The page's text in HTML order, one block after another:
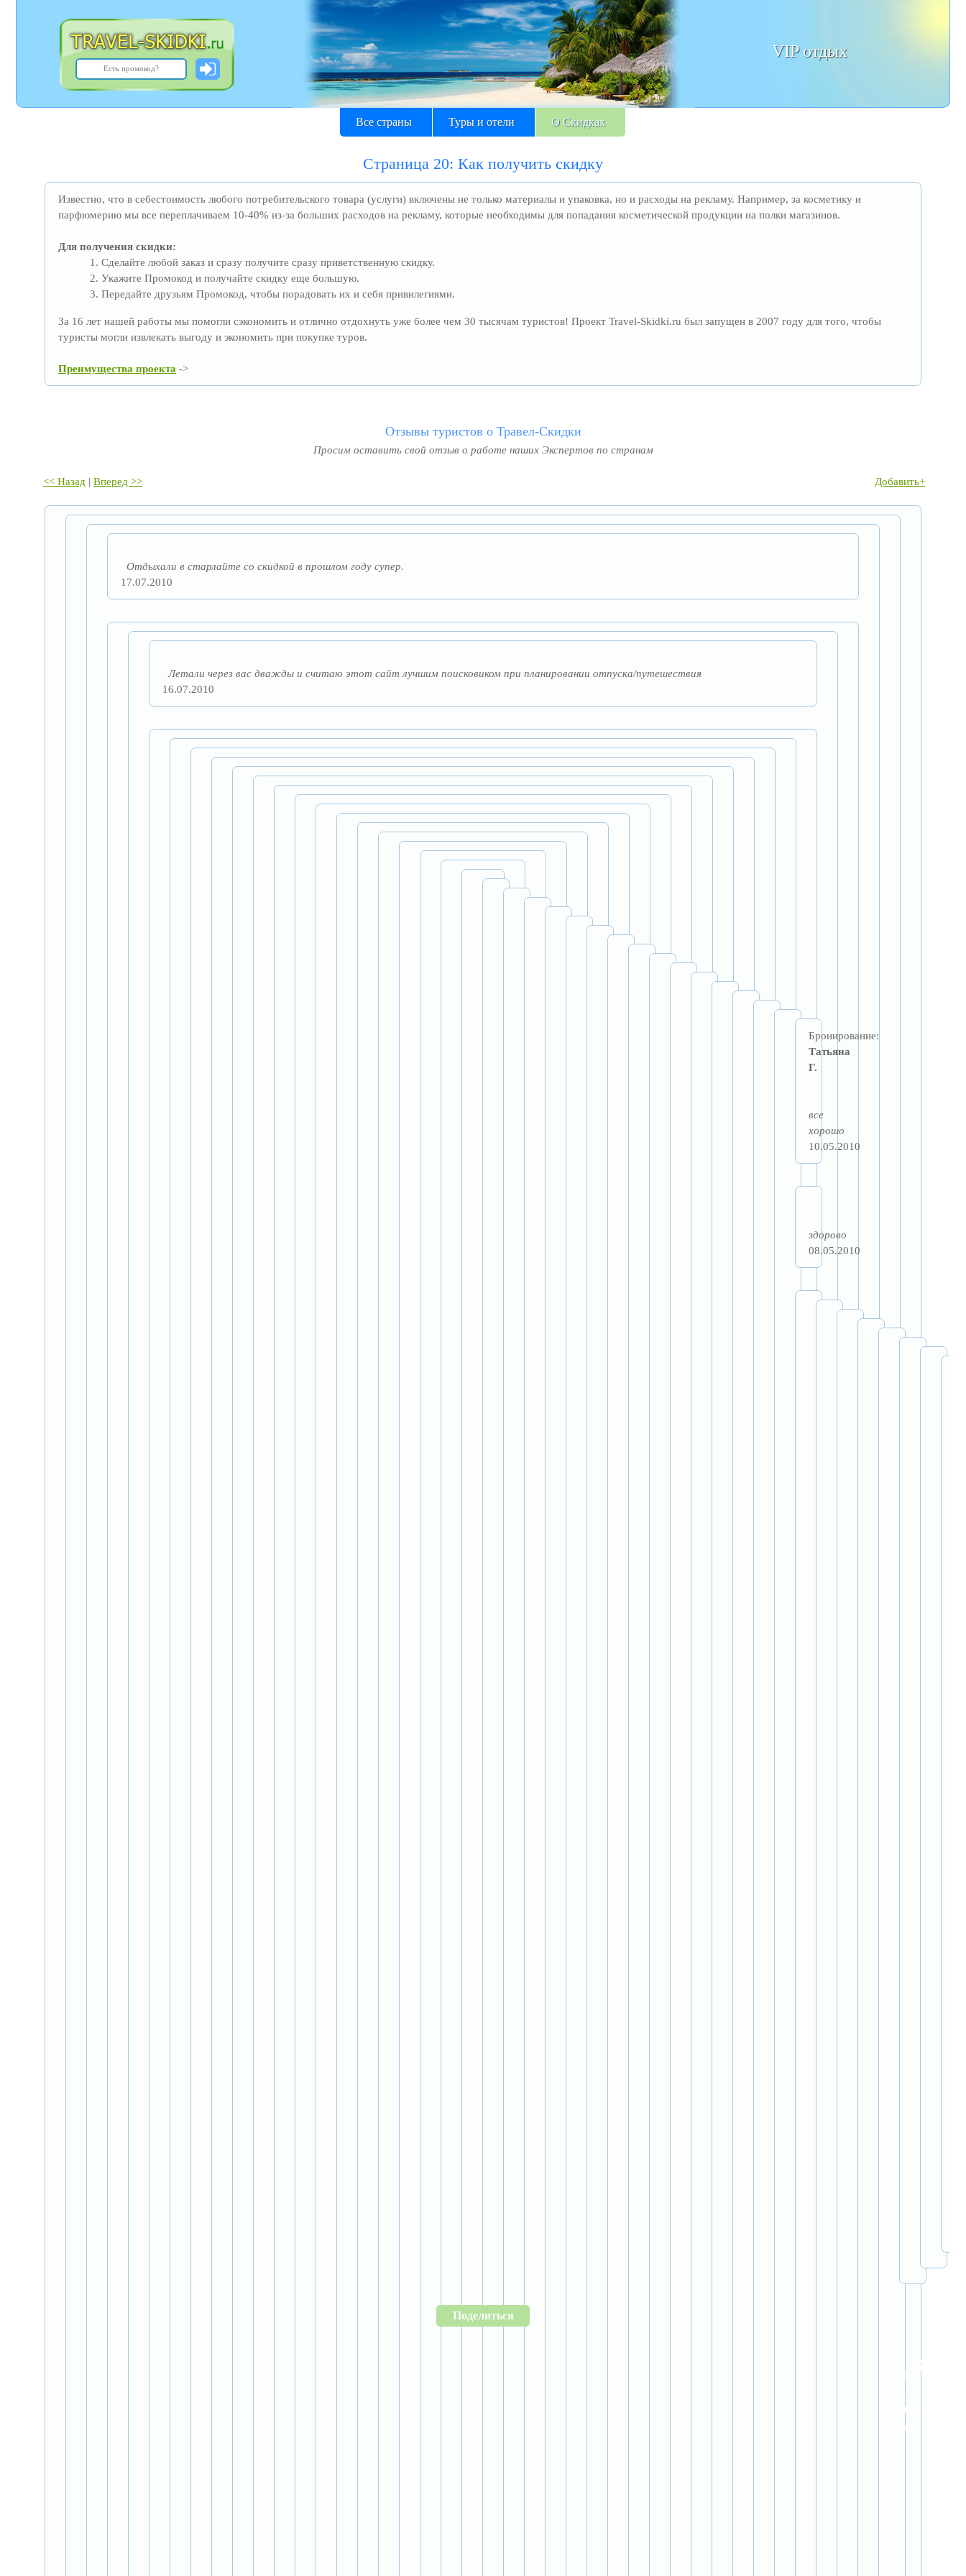
VIP отдых
Все страны Туры и отели О Скидках
Страница 20: Как получить скидку
Известно, что в себестоимость любого потребительского товара (услуги) включены не только материалы и упаковка, но и расходы на рекламу. Например, за косметику и
парфюмерию мы все переплачиваем 10-40% из-за больших расходов на рекламу, которые необходимы для попадания косметической продукции на полки магазинов.
Для получения скидки:
Сделайте любой заказ и сразу получите сразу приветственную скидку.
Укажите Промокод и получайте скидку еще большую.
Передайте друзьям Промокод, чтобы порадовать их и себя привилегиями.
За 16 лет нашей работы мы помогли сэкономить и отлично отдохнуть уже более чем 30 тысячам туристов! Проект Travel-Skidki.ru был запущен в 2007 году для того, чтобы
туристы могли извлекать выгоду и экономить при покупке туров.
Преимущества проекта ->
Отзывы туристов о Травел-Скидки
Просим оставить свой отзыв о работе наших Экспертов по странам
<< Назад | Вперед >> Добавить+
Отдыхали в старлайте со скидкой в прошлом году супер.
17.07.2010
Летали через вас дважды и считаю этот сайт лучшим поисковиком при планировании отпуска/путешествия
16.07.2010
Бронирование:
Татьяна
Г.
все
хорошо
10.05.2010
здорово
08.05.2010
Поделиться
(495)
585-
4300